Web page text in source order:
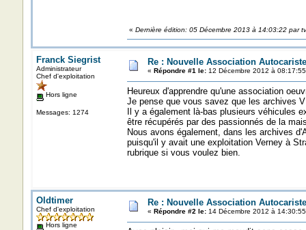
« Dernière édition: 05 Décembre 2013 à 14:03:22 par
Franck Siegrist
Administrateur
Chef d'exploitation
Hors ligne
Messages: 1274
Re : Nouvelle Association
« Répondre #1 le:12 Décembre 2012 à
Heureux d'apprendre qu'une association
Je pense que vous savez que les archives
Il y a également là-bas plusieurs véhicules
être récupérés par des passionnés de la
Nous avons également, dans les archives
puisqu'il y avait une exploitation Verney à
rubrique si vous voulez bien.
Oldtimer
Chef d'exploitation
Hors ligne
Re : Nouvelle Association
« Répondre #2 le:14 Décembre 2012 à